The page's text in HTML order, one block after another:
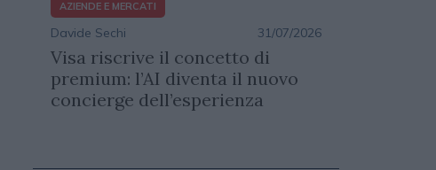
AZIENDE E MERCATI
Davide Sechi 31/07/2026
Visa riscrive il concetto di
premium: l’AI diventa il nuovo
concierge dell’esperienza